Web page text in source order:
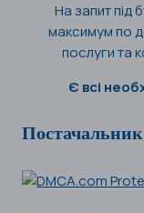
На запит під
максимум по
послуги та
Є всі
Постачальник